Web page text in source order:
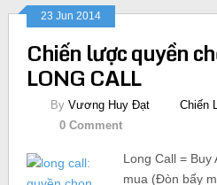
23 Jun 2014
Chiến lược quyền
LONG CALL
By Vương Huy Đạt Chiến
0 Comment
Long Call = Buy
mua (Đòn bẩy